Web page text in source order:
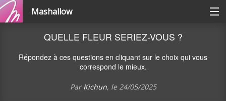
Mashallow
Se connecter / s'inscrire
QUELLE FLEUR SERIEZ-VOUS ?
Répondez à ces questions en cliquant sur le choix qui vous
correspond le mieux.
Par Kichun, le24/05/2025